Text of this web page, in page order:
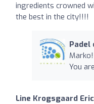
ingredients crowned
the best in the city!!!!
Padel
You
Line Krogsgaard